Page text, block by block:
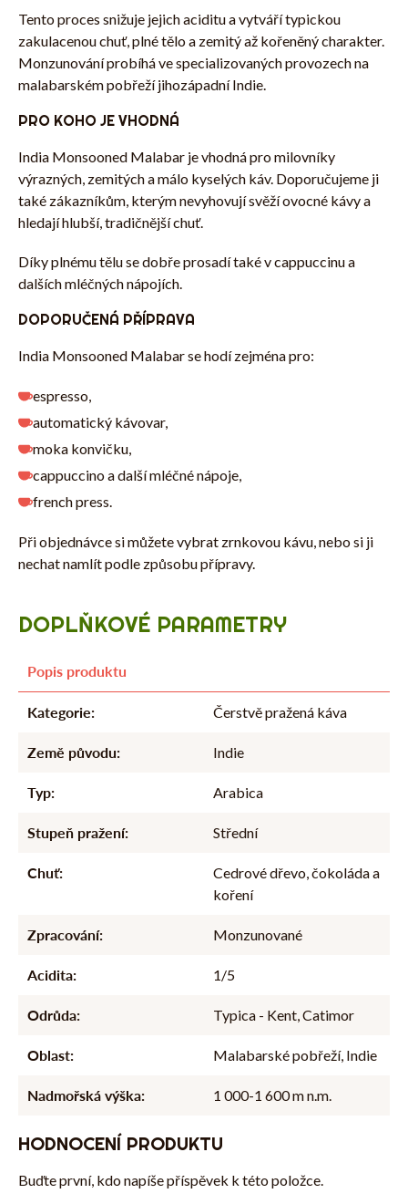
Tento proces snižuje jejich aciditu a vytváří typickou
zakulacenou chuť, plné tělo a zemitý až kořeněný charakter.
Monzunování probíhá ve specializovaných provozech na
malabarském pobřeží jihozápadní Indie.
PRO KOHO JE VHODNÁ
India Monsooned Malabar je vhodná pro milovníky
výrazných, zemitých a málo kyselých káv. Doporučujeme ji
také zákazníkům, kterým nevyhovují svěží ovocné kávy a
hledají hlubší, tradičnější chuť.
Díky plnému tělu se dobře prosadí také v cappuccinu a
dalších mléčných nápojích.
DOPORUČENÁ PŘÍPRAVA
India Monsooned Malabar se hodí zejména pro:
espresso,
automatický kávovar,
moka konvičku,
cappuccino a další mléčné nápoje,
french press.
Při objednávce si můžete vybrat zrnkovou kávu, nebo si ji
nechat namlít podle způsobu přípravy.
DOPLŇKOVÉ PARAMETRY
Kategorie: Čerstvě pražená káva
Země původu: Indie
Typ: Arabica
Stupeň pražení: Střední
Chuť:
Cedrové dřevo, čokoláda a
koření
Zpracování: Monzunované
Acidita: 1/5
Odrůda: Typica - Kent, Catimor
Oblast: Malabarské pobřeží, Indie
Nadmořská výška: 1 000-1 600 m n.m.
HODNOCENÍ PRODUKTU
Buďte první, kdo napíše příspěvek k této položce.